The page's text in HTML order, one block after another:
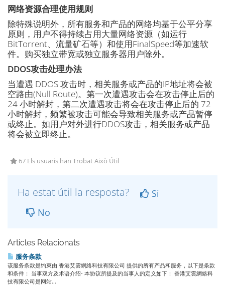
网络资源合理使用规则
除特殊说明外，所有服务和产品的网络均基于公平分享
原则，用户不得持续占用大量网络资源（如运行
BitTorrent、流量矿石等）和使用FinalSpeed等加速软
件。购买独立带宽或独立服务器用户除外。
DDOS攻击处理办法
当遭遇 DDOS 攻击时，相关服务或产品的IP地址将会被
空路由(Null Route)。第一次遭遇攻击会在攻击停止后的
24 小时解封，第二次遭遇攻击将会在攻击停止后的 72
小时解封，频繁被攻击可能会导致相关服务或产品暂停
或终止。如用户对外进行DDOS攻击，相关服务或产品
将会被立即终止。
67 Els usuaris han Trobat Això Útil
Ha estat útil la resposta?
Si
No
Articles Relacionats
服务条款
该服务条款是约束由 香港艾雲網絡科技有限公司 提供的所有产品和服务，以下是条款
和条件： 当事双方及术语介绍- 本协议所提及的当事人的定义如下： 香港艾雲網絡科
技有限公司是网站...